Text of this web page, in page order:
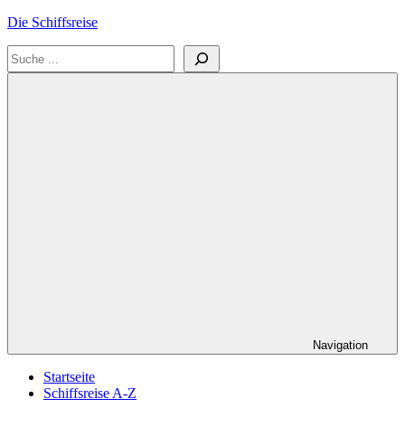
Zum
springen
Die Schiffsreise
Literatur-
Suchen
Navigation
Startseite
Schiffsreise A-Z